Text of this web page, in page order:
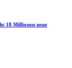
18 Millionen neue